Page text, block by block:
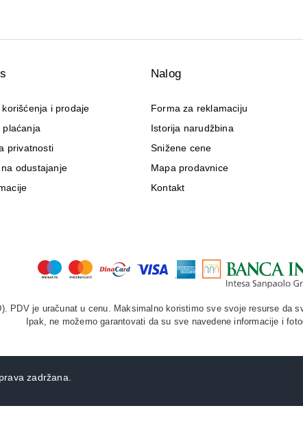
korišćenja i prodaje
plaćanja
privatnosti
odustajanje
Nalog
Forma za reklamaciju
Istorija narudžbina
Snižene cene
Mapa prodavnice
Kontakt
PDV je uračunat u cenu. Maksimalno koristimo sve svoje resurse da
Ipak, ne možemo garantovati da su sve navedene informacije i
zadržana.